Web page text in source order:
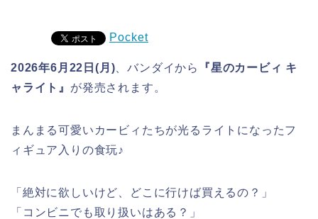
Pocket
2026年6月22日(月) 、バンダイから
『星のカービィ キ
ャライト』 が発売されます。
まんまる可愛いカービィたちが光るライトになったフ
ィギュア入りの食玩♪
「絶対に欲しいけど、どこに行けば買えるの？」
「コンビニでも取り扱いはある？」